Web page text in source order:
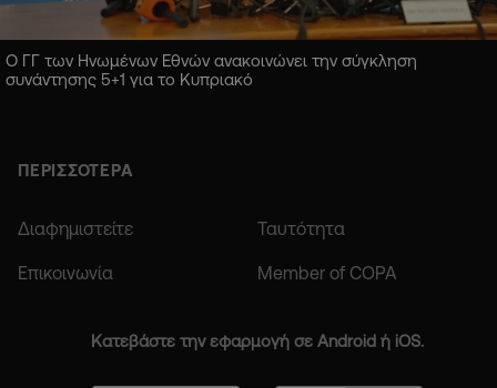
Ο ΓΓ των Ηνωμένων Εθνών ανακοινώνει την σύγκληση
συνάντησης 5+1 για το Κυπριακό
ΠΕΡΙΣΣΟΤΕΡΑ
Διαφημιστείτε Ταυτότητα
Επικοινωνία Member of COPA
Κατεβάστε την εφαρμογή σε Android ή iOS.